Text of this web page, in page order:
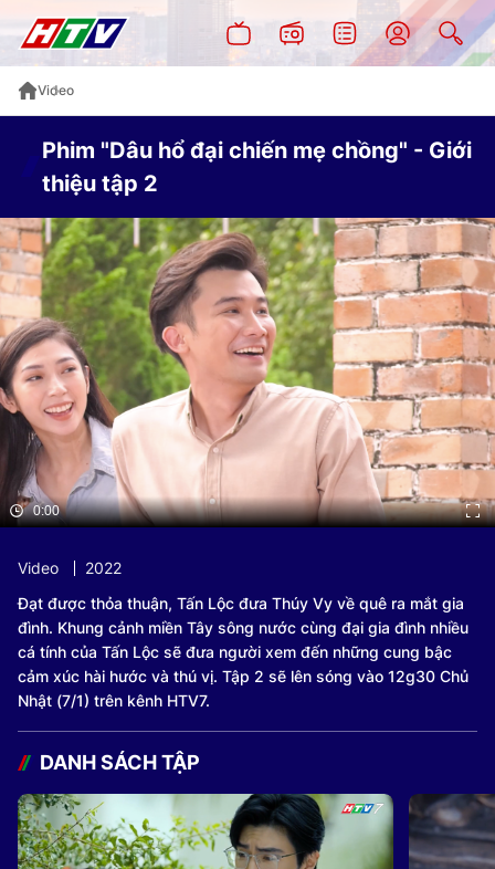
Video
Phim "Dâu hổ đại chiến mẹ chồng" - Giới
thiệu tập 2
0:00
Video
2022
Đạt được thỏa thuận, Tấn Lộc đưa Thúy Vy về quê ra mắt gia
đình. Khung cảnh miền Tây sông nước cùng đại gia đình nhiều
cá tính của Tấn Lộc sẽ đưa người xem đến những cung bậc
cảm xúc hài hước và thú vị. Tập 2 sẽ lên sóng vào 12g30 Chủ
Nhật (7/1) trên kênh HTV7.
DANH SÁCH TẬP